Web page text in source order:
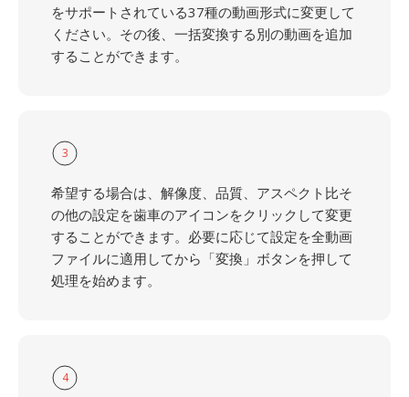
をサポートされている37種の動画形式に変更して
ください。その後、一括変換する別の動画を追加
することができます。
3
希望する場合は、解像度、品質、アスペクト比そ
の他の設定を歯車のアイコンをクリックして変更
することができます。必要に応じて設定を全動画
ファイルに適用してから「変換」ボタンを押して
処理を始めます。
4